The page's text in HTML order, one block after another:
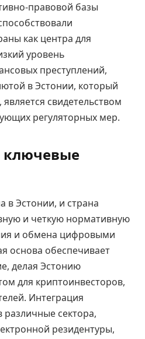
правовой базы
как центра для
уровень
преступлений,
в Эстонии, который
свидетельством
регуляторных мер.
ключевые
в Эстонии, и страна
и четкую нормативную
и обмена цифровыми
основа обеспечивает
делая Эстонию
для криптоинвесторов,
Интеграция
различные сектора,
резидентуры,